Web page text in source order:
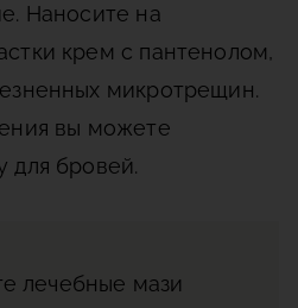
Наносите на
крем с пантенолом,
микротрещин.
вы можете
для бровей.
лечебные мази